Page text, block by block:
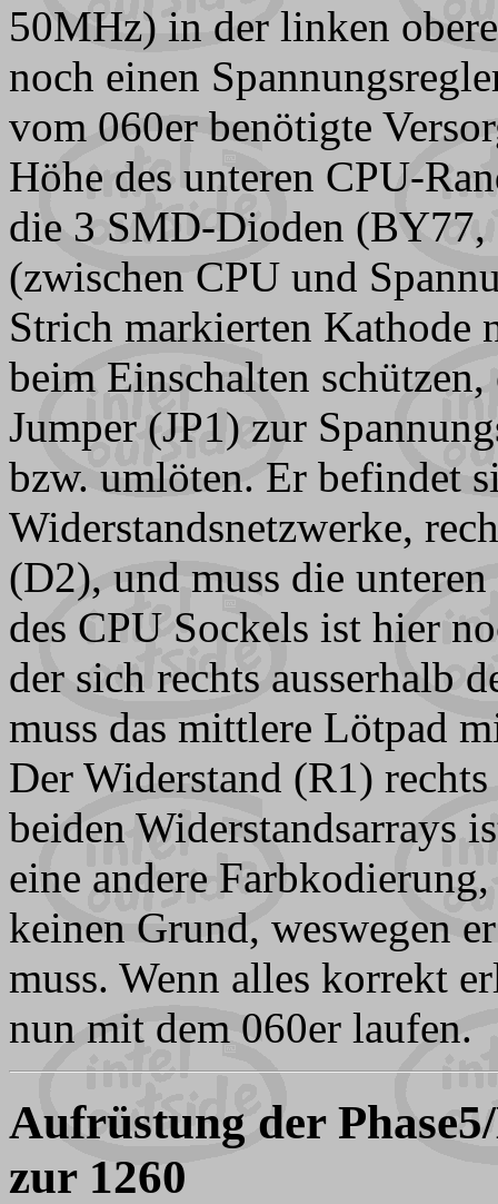
50MHz) in der linken
noch einen
vom 060er benötigte
Höhe des unteren CPU-
die 3 SMD-Dioden
(zwischen CPU und
Strich markierten Kathode
beim Einschalten
Jumper (JP1) zur
bzw. umlöten. Er befindet
Widerstandsnetzwerke,
(D2), und muss die
des CPU Sockels ist hier
der sich rechts ausserhalb
muss das mittlere Lötpad
Der Widerstand (R1)
beiden Widerstandsarrays
eine andere
keinen Grund, weswegen
muss. Wenn alles korrekt
nun mit dem 060er laufen.
Aufrüstung der
zur 1260